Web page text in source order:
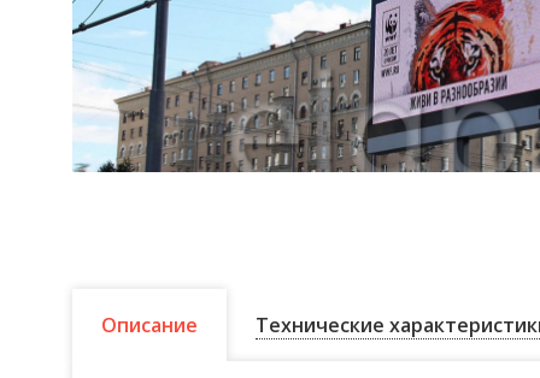
Описание Технические